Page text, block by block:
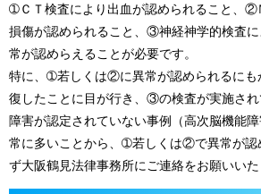
➀ＣＴ検査により出血が認められること、②
損傷が認められること、③神経神学的検査
常が認めらえることが必要です。
特に、➀若しくは②に異常が認められるにも
復したことに目が行き、③の検査が実施さ
障害が認定されていない事例（高次脳機能
常に多いことから、➀若しくは②で異常が認
ず大阪鶴見法律事務所にご連絡をお願いいた